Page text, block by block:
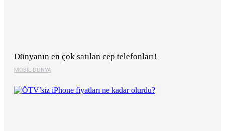
MOBIL DÜNYA
Dünyanın en çok satılan cep telefonları!